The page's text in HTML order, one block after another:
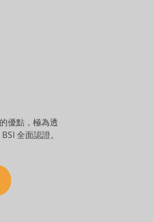
優點，極為透
全面認證。